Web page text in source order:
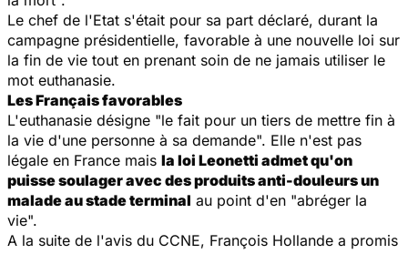
Le chef de l'Etat s'était pour sa part déclaré, durant la
campagne présidentielle, favorable à une nouvelle loi sur
la fin de vie tout en prenant soin de ne jamais utiliser le
mot euthanasie.
Les Français favorables
L'euthanasie désigne "le fait pour un tiers de mettre fin à
la vie d'une personne à sa demande". Elle n'est pas
légale en France mais la loi Leonetti admet qu'on
puisse soulager avec des produits anti-douleurs un
malade au stade terminal au point d'en "abréger la
vie".
A la suite de l'avis du CCNE, François Hollande a promis